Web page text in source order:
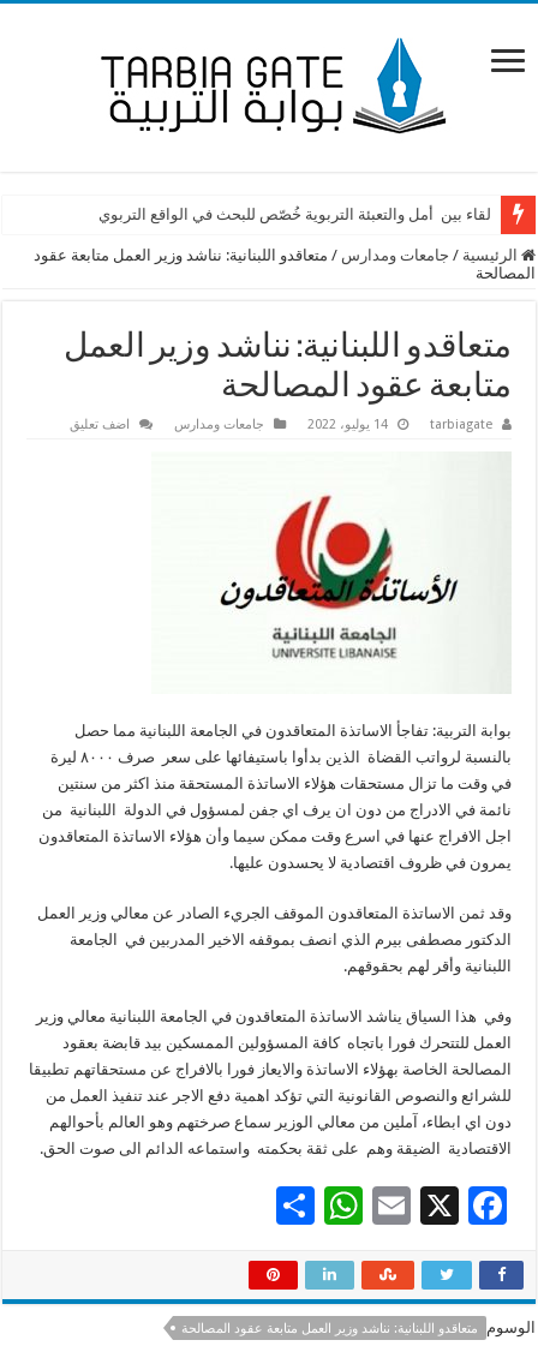
لقاء بين أمل والتعبئة التربوية خُصّص للبحث في الواقع التربوي
الرئيسية / جامعات ومدارس / متعاقدو اللبنانية: نناشد وزير العمل متابعة عقود
المصالحة
متعاقدو اللبنانية: نناشد وزير العمل
متابعة عقود المصالحة
tarbiagate 14 يوليو، 2022 جامعات ومدارس اضف تعليق
بوابة التربية: تفاجأ الاساتذة المتعاقدون في الجامعة اللبنانية مما حصل
بالنسبة لرواتب القضاة الذين بدأوا باستيفائها على سعر صرف ٨٠٠٠ ليرة
في وقت ما تزال مستحقات هؤلاء الاساتذة المستحقة منذ اكثر من سنتين
نائمة في الادراج من دون ان يرف اي جفن لمسؤول في الدولة اللبنانية من
اجل الافراج عنها في اسرع وقت ممكن سيما وأن هؤلاء الاساتذة المتعاقدون
يمرون في ظروف اقتصادية لا يحسدون عليها.
وقد ثمن الاساتذة المتعاقدون الموقف الجريء الصادر عن معالي وزير العمل
الدكتور مصطفى بيرم الذي انصف بموقفه الاخير المدربين في الجامعة
اللبنانية وأقر لهم بحقوقهم.
وفي هذا السياق يناشد الاساتذة المتعاقدون في الجامعة اللبنانية معالي وزير
العمل للتتحرك فورا باتجاه كافة المسؤولين الممسكين بيد قابضة بعقود
المصالحة الخاصة بهؤلاء الاساتذة والايعاز فورا بالافراج عن مستحقاتهم تطبيقا
للشرائع والنصوص القانونية التي تؤكد اهمية دفع الاجر عند تنفيذ العمل من
دون اي ابطاء، آملين من معالي الوزير سماع صرختهم وهو العالم بأحوالهم
الاقتصادية الضيقة وهم على ثقة بحكمته واستماعه الدائم الى صوت الحق.
F
e
b
X
E
ai
l
W
at
sA
ar
e
الوسوم متعاقدو اللبنانية: نناشد وزير العمل متابعة عقود المصالحة